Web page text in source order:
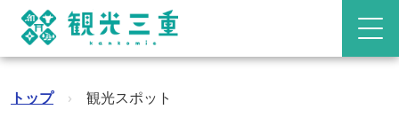
トップ › 観光スポット